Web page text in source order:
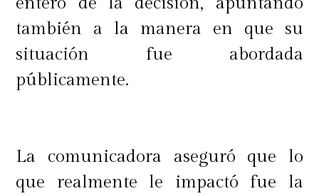
también a la manera en que su
situación fue abordada
públicamente.
La comunicadora aseguró que lo
que realmente le impactó fue la